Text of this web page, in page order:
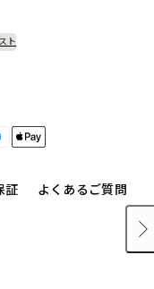
ト
証 よくあるご質問